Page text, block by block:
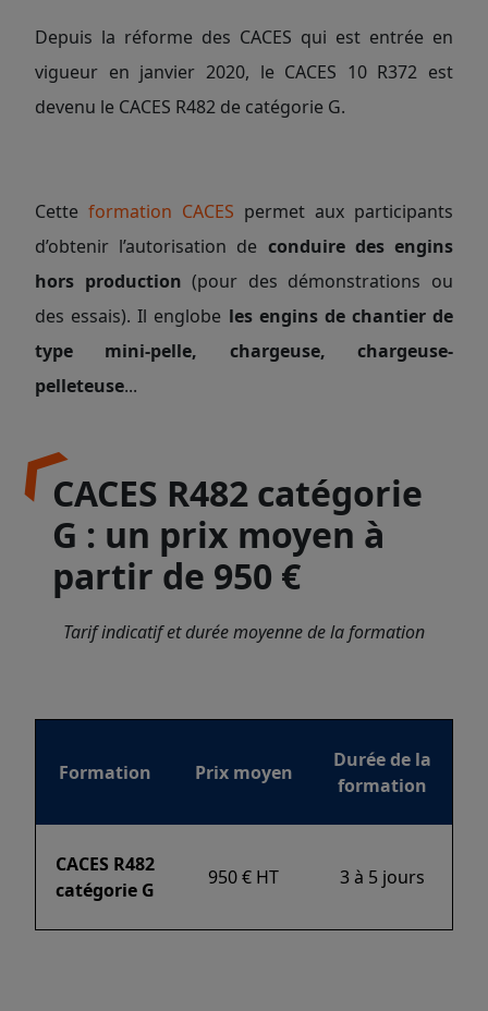
Depuis la réforme des CACES qui est entrée en
vigueur en janvier 2020, le CACES 10 R372 est
devenu le CACES R482 de catégorie G.
Cette formation CACES permet aux participants
d’obtenir l’autorisation de conduire desengins
hors production (pour des démonstrations ou
des essais). Il englobe les engins de chantier de
type mini-pelle, chargeuse, chargeuse-
pelleteuse...
CACES R482 catégorie
G : un prix moyen à
partir de 950 €
Tarif indicatif et durée moyenne de la formation
Formation Prix moyen
Durée de la
formation
CACES R482
catégorie G
950 € HT 3 à 5 jours